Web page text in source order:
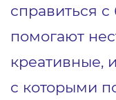
справиться
помогают
креативные,
с которыми